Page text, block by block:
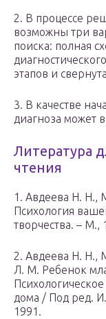
2. В процессе
возможны три
поиска: полная
этапов и
3. В качестве
диагноза может
Литература
чтения
1. Авдеева Н. Н.,
Психология
творчества. – М.,
2. Авдеева Н. Н.,
Л. М. Ребенок
дома / Под ред.
1991.